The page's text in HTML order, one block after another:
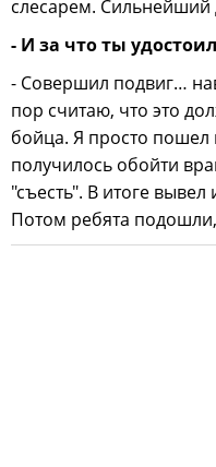
слесарем. Сильнейший
- И за что ты
- Совершил подвиг…
пор считаю, что это
бойца. Я просто пошел
получилось обойти
"съесть". В итоге
Потом ребята